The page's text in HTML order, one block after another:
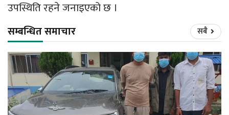
उपस्थिति रहने जनाइएको छ ।
सम्बन्धित समाचार सबै